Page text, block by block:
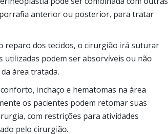
anterior ou posterior, para tratar
reparo dos tecidos, o cirurgião irá suturar
utilizadas podem ser absorvíveis ou não
área tratada.
inchaço e hematomas na área
os pacientes podem retomar suas
com restrições para atividades
pelo cirurgião.